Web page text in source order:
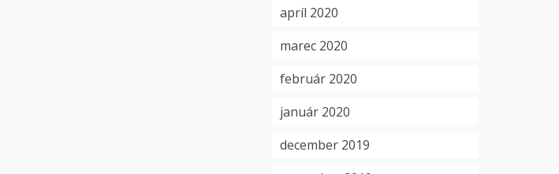
apríl 2020
marec 2020
február 2020
január 2020
december 2019